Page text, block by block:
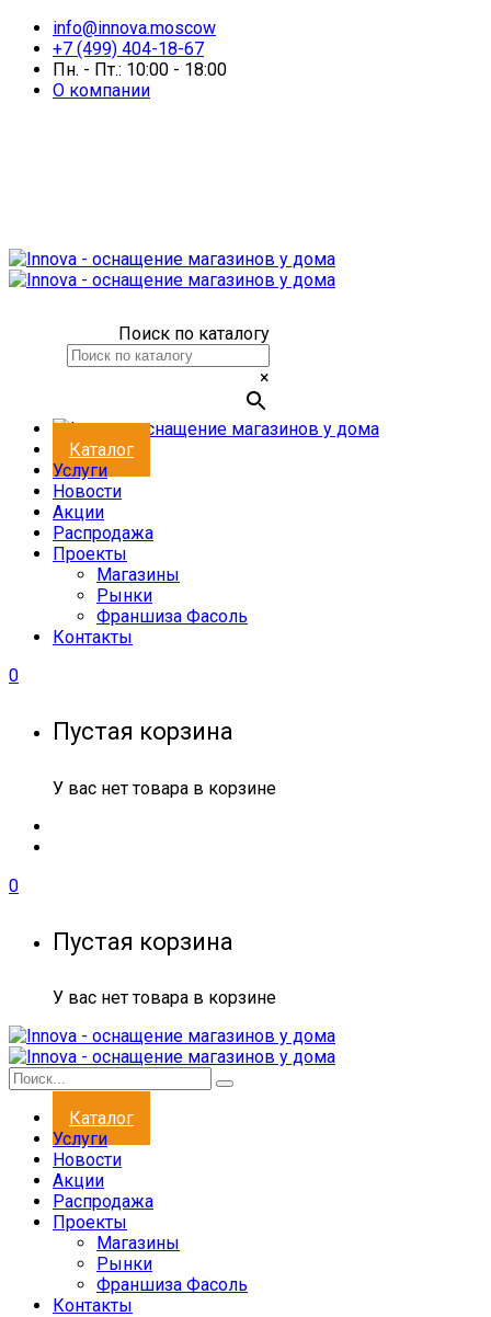
info@innova.moscow
+7 (499) 404-18-67
Пн. - Пт.: 10:00 - 18:00
О компании
Поиск по каталогу
×
Каталог
Услуги
Новости
Акции
Распродажа
Проекты
Магазины
Рынки
Франшиза Фасоль
Контакты
0
Пустая корзина
У вас нет товара в корзине
0
Пустая корзина
У вас нет товара в корзине
Каталог
Услуги
Новости
Акции
Распродажа
Проекты
Магазины
Рынки
Франшиза Фасоль
Контакты